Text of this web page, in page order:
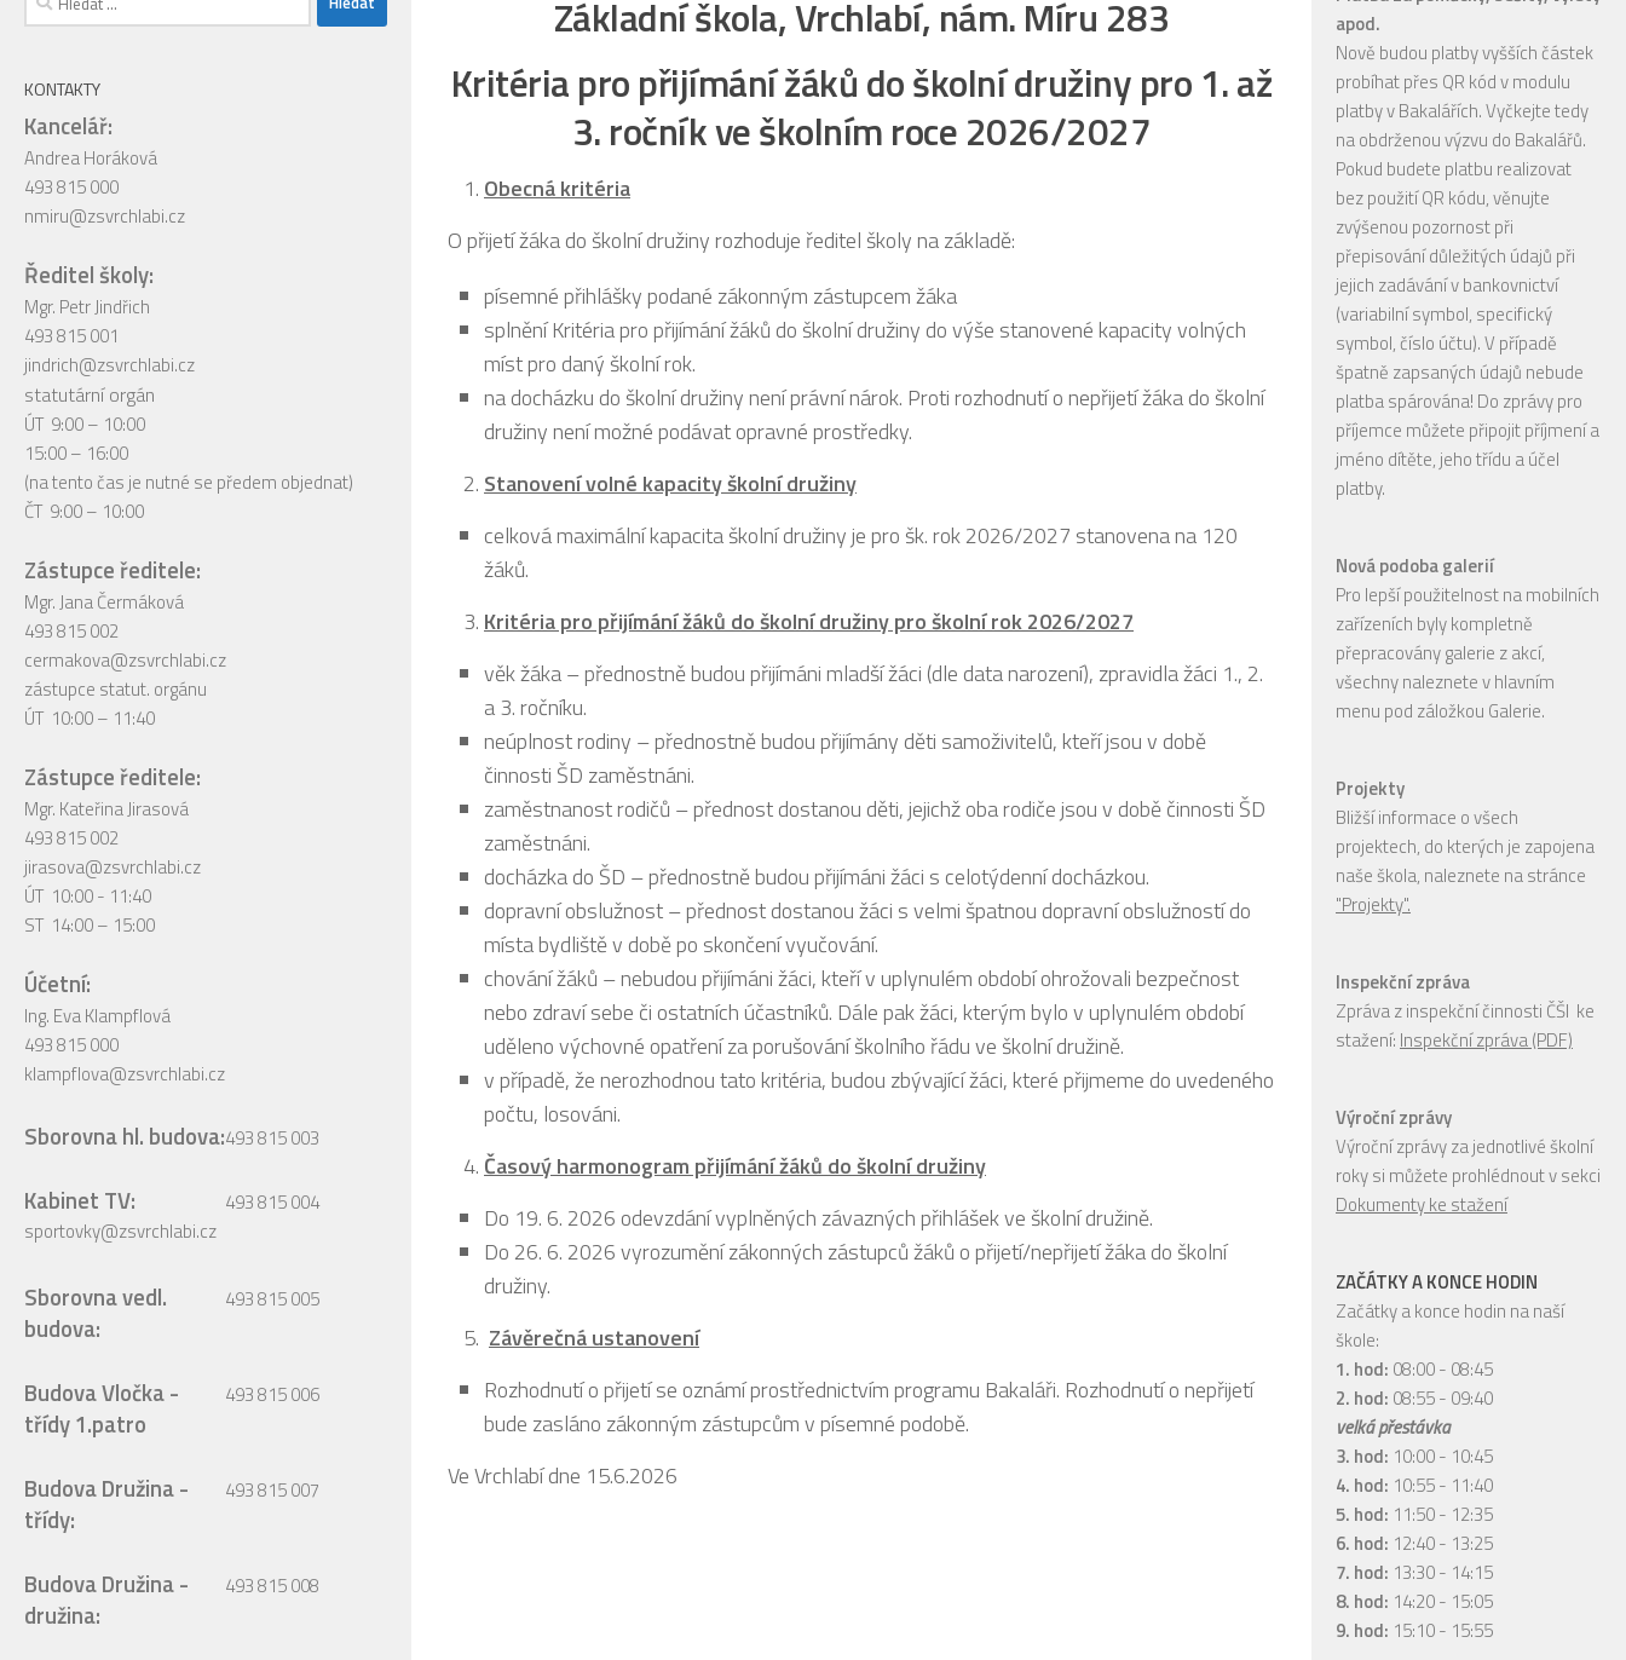
Základní škola, Vrchlabí, nám. Míru 283
Kritéria pro přijímání žáků do školní družinypro 1. až
3. ročník ve školním roce 2026/2027
Obecná kritéria
O přijetí žáka do školní družiny rozhoduje ředitel školy na základě:
písemné přihlášky podané zákonným zástupcem žáka
splnění Kritéria pro přijímání žáků do školní družiny do výše stanovené kapacity volných
míst pro daný školní rok.
na docházku do školní družiny není právní nárok. Proti rozhodnutí o nepřijetí žáka do školní
družiny není možné podávat opravné prostředky.
Stanovení volné kapacity školní družiny
celková maximální kapacita školní družiny je pro šk. rok 2026/2027 stanovena na 120
žáků.
Kritéria pro přijímání žáků do školní družiny pro školní rok 2026/2027
věk žáka – přednostně budou přijímáni mladší žáci (dle data narození), zpravidla žáci 1., 2.
a 3. ročníku.
neúplnost rodiny – přednostně budou přijímány děti samoživitelů, kteří jsou v době
činnosti ŠD zaměstnáni.
zaměstnanost rodičů – přednost dostanou děti, jejichž oba rodiče jsou v době činnosti ŠD
zaměstnáni.
docházka do ŠD – přednostně budou přijímáni žáci s celotýdenní docházkou.
dopravní obslužnost – přednost dostanou žáci s velmi špatnou dopravní obslužností do
místa bydliště v době po skončení vyučování.
chování žáků – nebudou přijímáni žáci, kteří v uplynulém období ohrožovali bezpečnost
nebo zdraví sebe či ostatních účastníků. Dále pak žáci, kterým bylo v uplynulém období
uděleno výchovné opatření za porušování školního řádu ve školní družině.
v případě, že nerozhodnou tato kritéria, budou zbývající žáci, které přijmeme do uvedeného
počtu, losováni.
Časový harmonogram přijímání žáků do školní družiny
Do 19. 6. 2026 odevzdání vyplněných závazných přihlášek ve školní družině.
Do 26. 6. 2026 vyrozumění zákonných zástupců žáků o přijetí/nepřijetí žáka do školní
družiny.
Závěrečná ustanovení
Rozhodnutí o přijetí se oznámí prostřednictvím programu Bakaláři. Rozhodnutí o nepřijetí
bude zasláno zákonným zástupcům v písemné podobě.
Ve Vrchlabí dne 15.6.2026
KONTAKTY
Kancelář:
Andrea Horáková
493 815 000
nmiru@zsvrchlabi.cz
Ředitel školy:
Mgr. Petr Jindřich
493 815 001
jindrich@zsvrchlabi.cz
statutární orgán
ÚT 9:00 – 10:00
15:00 – 16:00
(na tento čas je nutné se předem objednat)
ČT 9:00 – 10:00
Zástupce ředitele:
Mgr. Jana Čermáková
493 815 002
cermakova@zsvrchlabi.cz
zástupce statut. orgánu
ÚT 10:00 – 11:40
Zástupce ředitele:
Mgr. Kateřina Jirasová
493 815 002
jirasova@zsvrchlabi.cz
ÚT 10:00 - 11:40
ST 14:00 – 15:00
Účetní:
Ing. Eva Klampflová
493 815 000
klampflova@zsvrchlabi.cz
Sborovna hl. budova:493 815 003
Kabinet TV:
sportovky@zsvrchlabi.cz
493 815 004
Sborovna vedl.
budova:
493 815 005
Budova Vločka -
třídy 1.patro
493 815 006
Budova Družina -
třídy:
493 815 007
Budova Družina -
družina:
493 815 008
apod.
Nově budou platby vyšších částek
probíhat přes QR kód v modulu
platby v Bakalářích. Vyčkejte tedy
na obdrženou výzvu do Bakalářů.
Pokud budete platbu realizovat
bez použití QR kódu, věnujte
zvýšenou pozornost při
přepisování důležitých údajů při
jejich zadávání v bankovnictví
(variabilní symbol, specifický
symbol, číslo účtu). V případě
špatně zapsaných údajů nebude
platba spárována! Do zprávy pro
příjemce můžete připojit příjmení a
jméno dítěte, jeho třídu a účel
platby.
Nová podoba galerií
Pro lepší použitelnost na mobilních
zařízeních byly kompletně
přepracovány galerie z akcí,
všechny naleznete v hlavním
menu pod záložkou Galerie.
Projekty
Bližší informace o všech
projektech, do kterých je zapojena
naše škola, naleznete na stránce
"Projekty".
Inspekční zpráva
Zpráva z inspekční činnosti ČŠI ke
stažení: Inspekční zpráva (PDF)
Výroční zprávy
Výroční zprávy za jednotlivé školní
roky si můžete prohlédnout v sekci
Dokumenty ke stažení
ZAČÁTKY A KONCE HODIN
Začátky a konce hodin na naší
škole:
1. hod: 08:00 - 08:45
2. hod: 08:55 - 09:40
velká přestávka
3. hod: 10:00 - 10:45
4. hod: 10:55 - 11:40
5. hod: 11:50 - 12:35
6. hod: 12:40 - 13:25
7. hod: 13:30 - 14:15
8. hod: 14:20 - 15:05
9. hod: 15:10 - 15:55